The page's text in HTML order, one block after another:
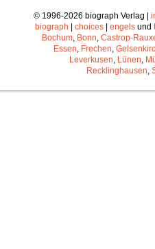
© 1996-2026 biograph Verlag |
biograph
choices engels und
Bochum, Bonn, Castrop-
Essen, Frechen,
Leverkusen, Lünen,
Recklinghausen,